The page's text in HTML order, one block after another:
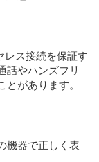
レス接続を保証す
話やハンズフリ
があります。
機器で正しく表